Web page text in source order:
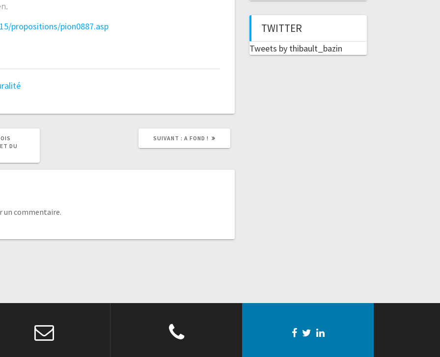
propositions/pion0887.asp
DU
SUIVANT : A FOND !
un commentaire.
TWITTER
Tweets by thibault_bazin